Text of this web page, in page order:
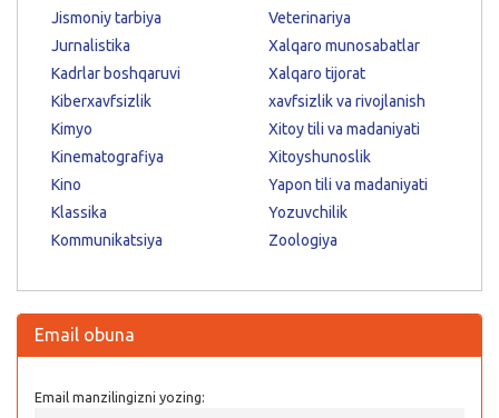
Jismoniy tarbiya
Jurnalistika
Kadrlar boshqaruvi
Kiberxavfsizlik
Kimyo
Kinematografiya
Kino
Klassika
Kommunikatsiya
Veterinariya
Xalqaro munosabatlar
Xalqaro tijorat
xavfsizlik va rivojlanish
Xitoy tili va madaniyati
Xitoyshunoslik
Yapon tili va madaniyati
Yozuvchilik
Zoologiya
Email obuna
Email manzilingizni yozing: